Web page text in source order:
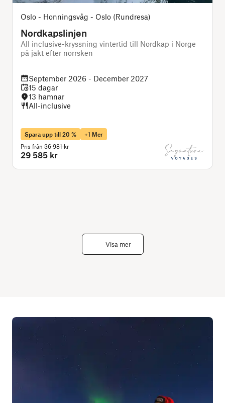
Oslo - Honningsvåg - Oslo (Rundresa)
Nordkapslinjen
All inclusive-kryssning vintertid till Nordkap i Norge
på jakt efter norrsken
September 2026 - December 2027
15 dagar
13 hamnar
All-inclusive
Spara upp till 20 %
+1 Mer
Pris från 36 981 kr
29 585 kr
Visa mer